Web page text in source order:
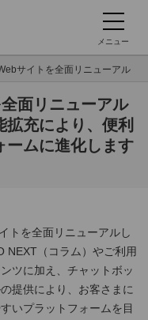
メニュー
サイトを全面リニューアル
面リニューアル
拡充により、便利
ームに進化します
トを全面リニューアルし
NEXT（コラム）やご利用
ツに加え、チャットボッ
提供により、お客さまに
いプラットフォームを目